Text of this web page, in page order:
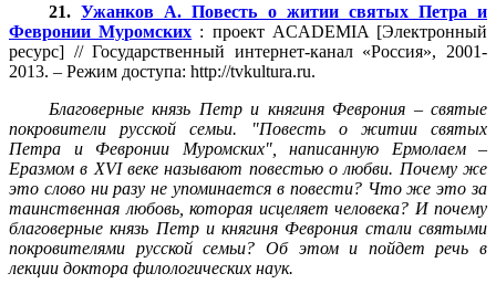
21.Ужанков А. Повесть о житии святых Петра и
Февронии Муромских : проект ACADEMIA [Электронный
ресурс] // Государственный интернет-канал «Россия», 2001-
2013. – Режим доступа: http://tvkultura.ru.
Благоверные князь Петр и княгиня Феврония – святые
покровители русской семьи. "Повесть о житии святых
Петра и Февронии Муромских", написанную Ермолаем –
Еразмом в XVI веке называют повестью о любви. Почему же
это слово ни разу не упоминается в повести? Что же это за
таинственная любовь, которая исцеляет человека? И почему
благоверные князь Петр и княгиня Феврония стали святыми
покровителями русской семьи? Об этом и пойдет речь в
лекции доктора филологических наук.